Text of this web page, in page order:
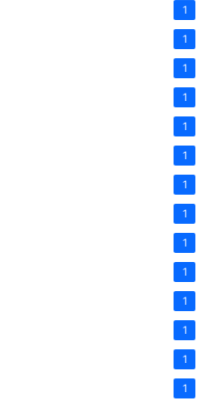
1
1
1
1
1
1
1
1
1
1
1
1
1
1